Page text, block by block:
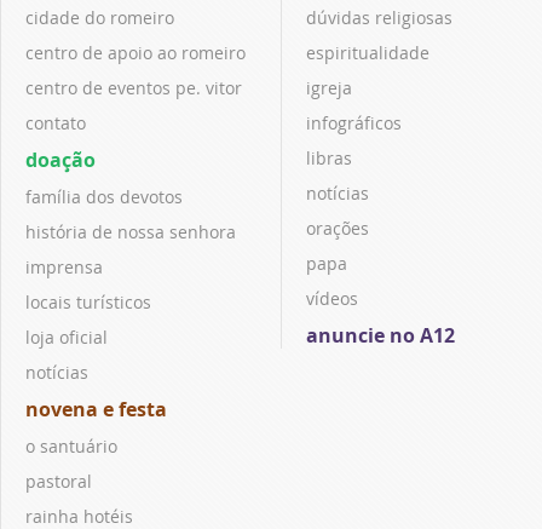
cidade do romeiro
centro de apoio ao romeiro
centro de eventos pe. vitor
contato
doação
família dos devotos
história de nossa senhora
imprensa
locais turísticos
loja oficial
notícias
novena e festa
o santuário
pastoral
rainha hotéis
dúvidas religiosas
espiritualidade
igreja
infográficos
libras
notícias
orações
papa
vídeos
anuncie no A12